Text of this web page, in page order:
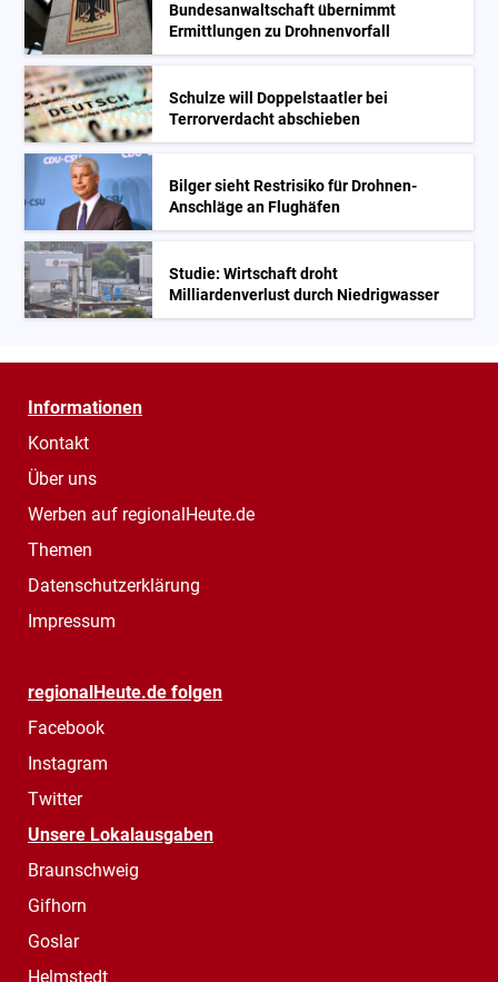
Bundesanwaltschaft übernimmt
Ermittlungen zu Drohnenvorfall
Schulze will Doppelstaatler bei
Terrorverdacht abschieben
Bilger sieht Restrisiko für Drohnen-
Anschläge an Flughäfen
Studie: Wirtschaft droht
Milliardenverlust durch Niedrigwasser
Informationen
Kontakt
Über uns
Werben auf regionalHeute.de
Themen
Datenschutzerklärung
Impressum
regionalHeute.de folgen
Facebook
Instagram
Twitter
Unsere Lokalausgaben
Braunschweig
Gifhorn
Goslar
Helmstedt